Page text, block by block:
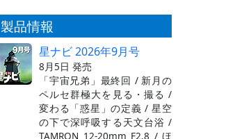
製品情報
星ナビ 2026年9月号
8月5日 発売
「宇宙兄弟」最終回 / 新月の
ペルセ群極大を見る・撮る /
変わる「惑星」の定義 / 星空
の下で深呼吸する天文台浴 /
TAMRON 12-20mm F2.8 / ほ